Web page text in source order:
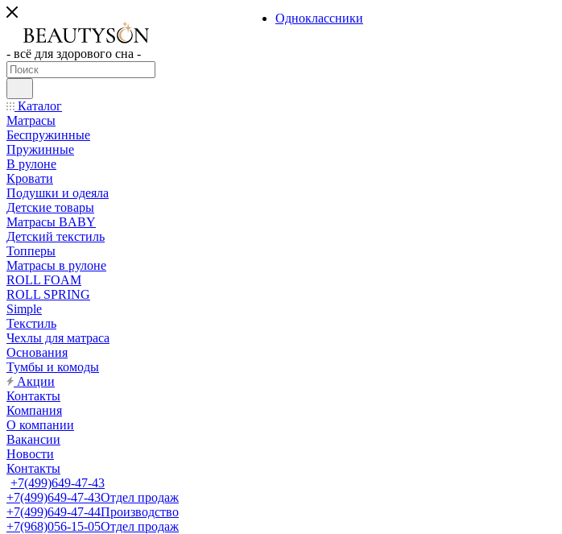
- всё для здорового сна -
Каталог
Матрасы
Беспружинные
Пружинные
В рулоне
Кровати
Подушки и одеяла
Детские товары
Матрасы BABY
Детский текстиль
Топперы
Матрасы в рулоне
ROLL FOAM
ROLL SPRING
Simple
Текстиль
Чехлы для матраса
Основания
Тумбы и комоды
Акции
Контакты
Компания
О компании
Вакансии
Новости
Контакты
+7(499)649-47-43
+7(499)649-47-43Отдел продаж
+7(499)649-47-44Производство
+7(968)056-15-05Отдел продаж
Одноклассники